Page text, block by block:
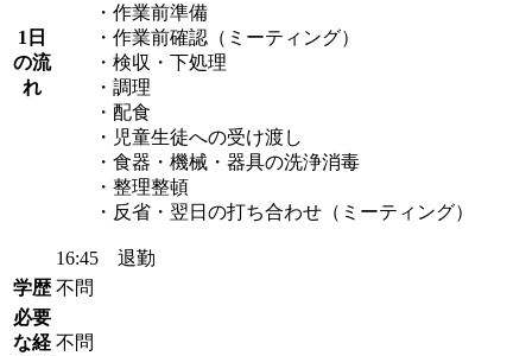
1日
の流
れ
・作業前準備
・作業前確認（ミーティング）
・検収・下処理
・調理
・配食
・児童生徒への受け渡し
・食器・機械・器具の洗浄消毒
・整理整頓
・反省・翌日の打ち合わせ（ミーティング）
16:45 退勤
学歴 不問
必要
な経 不問